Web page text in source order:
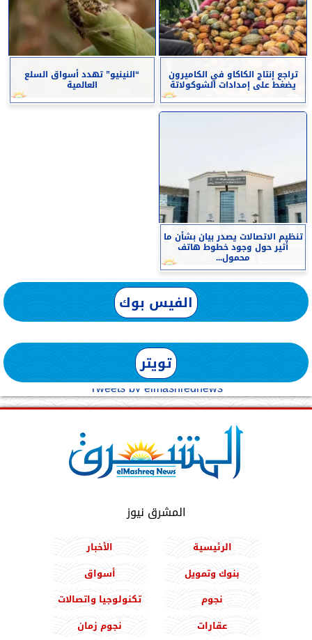
تراجع إنتاج الكاكاو في الكاميرون
يضغط على إمدادات الشوكولاتة
“النينيو” تهدد أسواق السلع
العالمية
تنظيم الاتصالات يصدر بيان بشأن ما
أثير حول وجود خطوط هاتف
محمول...
الفيس بوك
تويتر
Tweets by elmashreqnews
المشرق نيوز
الرئيسية
الأخبار
بنوك وتمويل
أسواق
نجوم
تكنولوجيا واتصالات
عقارات
نجوم زمان